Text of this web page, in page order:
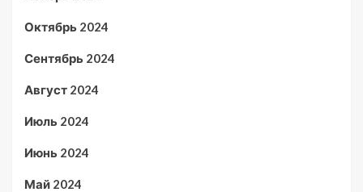
Октябрь 2024
Сентябрь 2024
Август 2024
Июль 2024
Июнь 2024
Май 2024